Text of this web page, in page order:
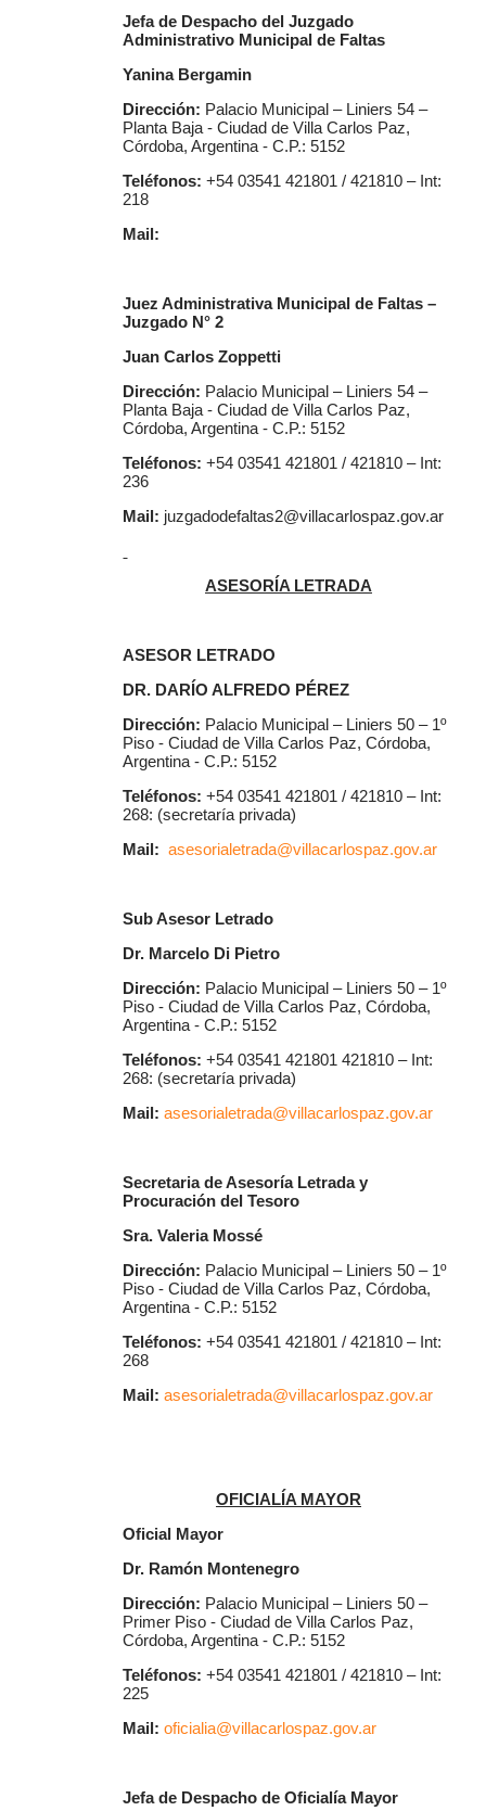
Jefa de Despacho del Juzgado
Administrativo Municipal de Faltas
Yanina Bergamin
Dirección: Palacio Municipal – Liniers 54 –
Planta Baja - Ciudad de Villa Carlos Paz,
Córdoba, Argentina - C.P.: 5152
Teléfonos:+54 03541 421801 / 421810 – Int:
218
Mail:
Juez Administrativa Municipal de Faltas –
Juzgado N° 2
Juan Carlos Zoppetti
Dirección: Palacio Municipal – Liniers 54 –
Planta Baja - Ciudad de Villa Carlos Paz,
Córdoba, Argentina - C.P.: 5152
Teléfonos:+54 03541 421801 / 421810 – Int:
236
Mail: juzgadodefaltas2@villacarlospaz.gov.ar
ASESORÍA LETRADA
ASESOR LETRADO
DR. DARÍO ALFREDO PÉREZ
Dirección: Palacio Municipal – Liniers 50 – 1º
Piso - Ciudad de Villa Carlos Paz, Córdoba,
Argentina - C.P.: 5152
Teléfonos:+54 03541 421801 / 421810 – Int:
268: (secretaría privada)
Mail: asesorialetrada@villacarlospaz.gov.ar
Sub Asesor Letrado
Dr. Marcelo Di Pietro
Dirección: Palacio Municipal – Liniers 50 – 1º
Piso - Ciudad de Villa Carlos Paz, Córdoba,
Argentina - C.P.: 5152
Teléfonos:+54 03541 421801 421810 – Int:
268: (secretaría privada)
Mail:asesorialetrada@villacarlospaz.gov.ar
Secretaria de Asesoría Letrada y
Procuración del Tesoro
Sra. Valeria Mossé
Dirección: Palacio Municipal – Liniers 50 – 1º
Piso - Ciudad de Villa Carlos Paz, Córdoba,
Argentina - C.P.: 5152
Teléfonos:+54 03541 421801 / 421810 – Int:
268
Mail:asesorialetrada@villacarlospaz.gov.ar
OFICIALÍA MAYOR
Oficial Mayor
Dr. Ramón Montenegro
Dirección: Palacio Municipal – Liniers 50 –
Primer Piso - Ciudad de Villa Carlos Paz,
Córdoba, Argentina - C.P.: 5152
Teléfonos:+54 03541 421801 / 421810 – Int:
225
Mail:oficialia@villacarlospaz.gov.ar
Jefa de Despacho de Oficialía Mayor